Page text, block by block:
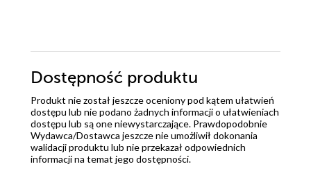
Dostępność produktu
Produkt nie został jeszcze oceniony pod kątem ułatwień
dostępu lub nie podano żadnych informacji o ułatwieniach
dostępu lub są one niewystarczające. Prawdopodobnie
Wydawca/Dostawca jeszcze nie umożliwił dokonania
walidacji produktu lub nie przekazał odpowiednich
informacji na temat jego dostępności.